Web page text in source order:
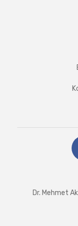
Dr. Mehmet